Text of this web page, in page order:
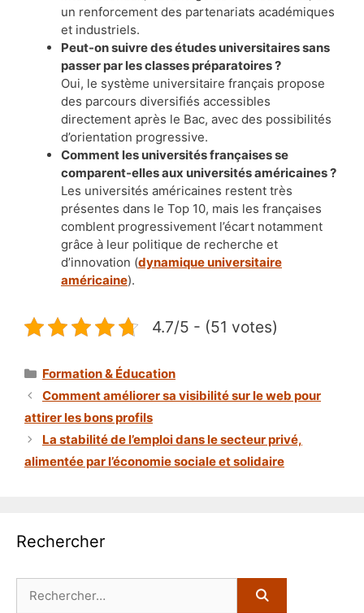
un renforcement des partenariats académiques
et industriels.
Peut-on suivre des études universitaires sans
passer par les classes préparatoires ?
Oui, le système universitaire français propose
des parcours diversifiés accessibles
directement après le Bac, avec des possibilités
d’orientation progressive.
Comment les universités françaises se
comparent-elles aux universités américaines ?
Les universités américaines restent très
présentes dans le Top 10, mais les françaises
comblent progressivement l’écart notamment
grâce à leur politique de recherche et
d’innovation (dynamique universitaire
américaine).
4.7/5 - (51 votes)
Catégories
Formation & Éducation
Comment améliorer sa visibilité sur le web pour
attirer les bons profils
La stabilité de l’emploi dans le secteur privé,
alimentée par l’économie sociale et solidaire
Rechercher